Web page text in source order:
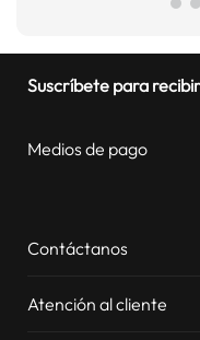
Suscríbete para
Medios de pago
Contáctanos
Atención al cliente